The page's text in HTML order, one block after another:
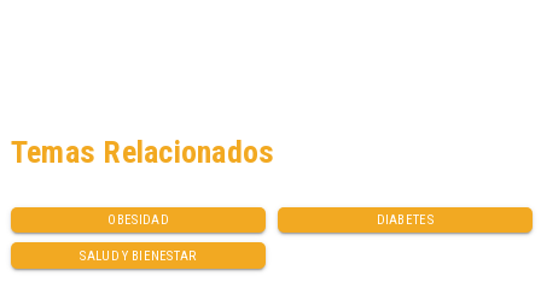
OBESIDAD DIABETES
SALUD Y BIENESTAR
Temas Relacionados